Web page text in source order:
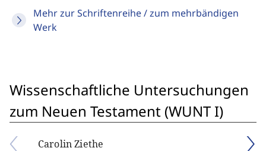
Mehr zur Schriftenreihe / zum mehrbändigen
Werk
Wissenschaftliche Untersuchungen
zum Neuen Testament (WUNT I)
Carolin Ziethe